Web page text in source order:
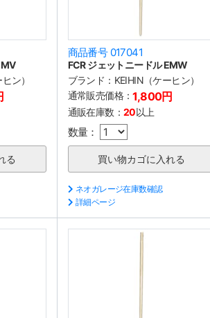
ン）
商品番号 017041
FCR ジェットニードル EMW
ブランド： KEIHIN（ケーヒン）
通常販売価格：1,800円
通販在庫数： 20以上
数量：
ネオガレージ在庫数確認
詳細ページ